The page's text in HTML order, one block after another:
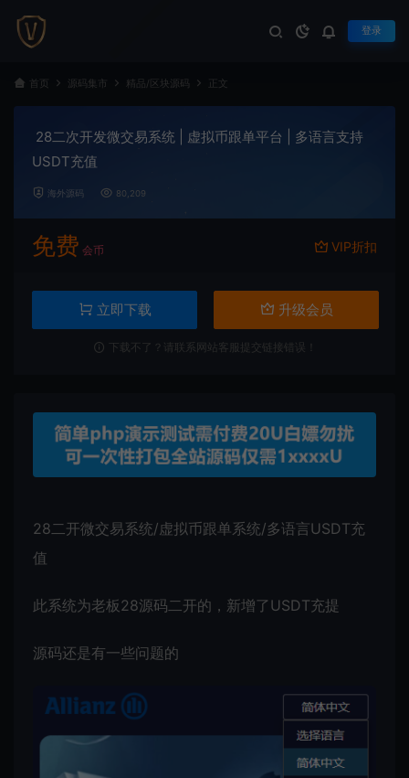
登录
首页 源码集市 精品/区块源码 正文
28二次开发微交易系统 | 虚拟币跟单平台 | 多语言支持
USDT充值
海外源码 80,209
免费 会币 VIP折扣
立即下载 升级会员
下载不了？请联系网站客服提交链接错误！
28二开微交易系统/虚拟币跟单系统/多语言USDT充
值
此系统为老板28源码二开的，新增了USDT充提
源码还是有一些问题的